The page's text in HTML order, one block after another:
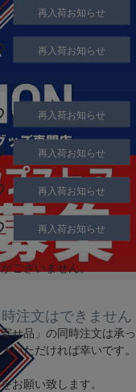
再入荷お知らせ
再入荷お知らせ
再入荷お知らせ
再入荷お知らせ
再入荷お知らせ
再入荷お知らせ
ございません。
注文はできません
せ品」 の同時注文は承っ
いただければ幸いです。
お願い致します。